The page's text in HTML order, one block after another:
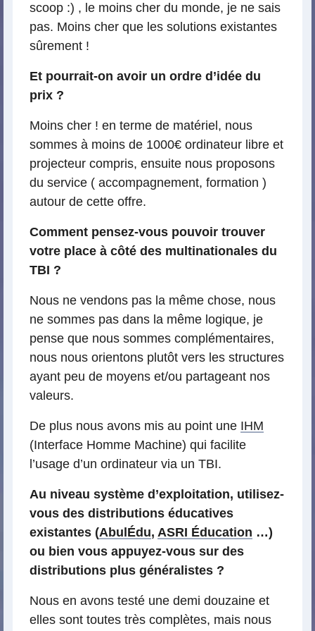
scoop :) , le moins cher du monde, je ne sais
pas. Moins cher que les solutions existantes
sûrement !
Et pourrait-on avoir un ordre d’idée du
prix ?
Moins cher ! en terme de matériel, nous
sommes à moins de 1000€ ordinateur libre et
projecteur compris, ensuite nous proposons
du service ( accompagnement, formation )
autour de cette offre.
Comment pensez-vous pouvoir trouver
votre place à côté des multinationales du
TBI ?
Nous ne vendons pas la même chose, nous
ne sommes pas dans la même logique, je
pense que nous sommes complémentaires,
nous nous orientons plutôt vers les structures
ayant peu de moyens et/ou partageant nos
valeurs.
De plus nous avons mis au point une IHM
(Interface Homme Machine) qui facilite
l’usage d’un ordinateur via un TBI.
Au niveau système d’exploitation, utilisez-
vous des distributions éducatives
existantes (AbulÉdu, ASRI Éducation …)
ou bien vous appuyez-vous sur des
distributions plus généralistes ?
Nous en avons testé une demi douzaine et
elles sont toutes très complètes, mais nous